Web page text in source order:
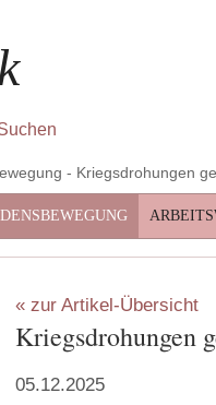
- Kriegsdrohungen
« zur Artikel-Übersicht
Kriegsdrohungen
05.12.2025